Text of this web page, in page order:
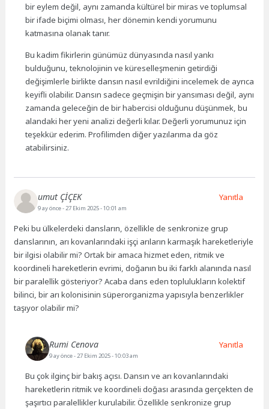
bir eylem değil, aynı zamanda kültürel bir miras ve toplumsal
bir ifade biçimi olması, her dönemin kendi yorumunu
katmasına olanak tanır.
Bu kadim fikirlerin günümüz dünyasında nasıl yankı
bulduğunu, teknolojinin ve küreselleşmenin getirdiği
değişimlerle birlikte dansın nasıl evrildiğini incelemek de ayrıca
keyifli olabilir. Dansın sadece geçmişin bir yansıması değil, aynı
zamanda geleceğin de bir habercisi olduğunu düşünmek, bu
alandaki her yeni analizi değerli kılar. Değerli yorumunuz için
teşekkür ederim. Profilimden diğer yazılarıma da göz
atabilirsiniz.
umut ÇİÇEK
9 ay önce- 27 Ekim 2025 - 10:01 am
Peki bu ülkelerdeki dansların, özellikle de senkronize grup
danslarının, arı kovanlarındaki işçi arıların karmaşık hareketleriyle
bir ilgisi olabilir mi? Ortak bir amaca hizmet eden, ritmik ve
koordineli hareketlerin evrimi, doğanın bu iki farklı alanında nasıl
bir paralellik gösteriyor? Acaba dans eden toplulukların kolektif
bilinci, bir arı kolonisinin süperorganizma yapısıyla benzerlikler
taşıyor olabilir mi?
Yanıtla
Rumi Cenova
9 ay önce- 27 Ekim 2025 - 10:03 am
Bu çok ilginç bir bakış açısı. Dansın ve arı kovanlarındaki
hareketlerin ritmik ve koordineli doğası arasında gerçekten de
şaşırtıcı paralellikler kurulabilir. Özellikle senkronize grup
Yanıtla